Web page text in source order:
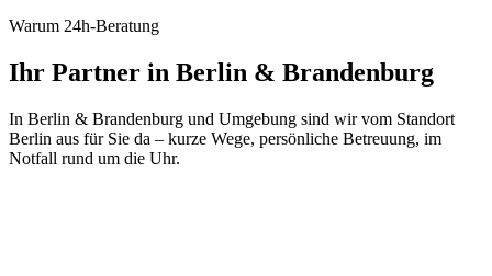
Warum 24h-Beratung
Ihr Partner in Berlin & Brandenburg
In Berlin & Brandenburg und Umgebung sind wir vom Standort
Berlin aus für Sie da – kurze Wege, persönliche Betreuung, im
Notfall rund um die Uhr.